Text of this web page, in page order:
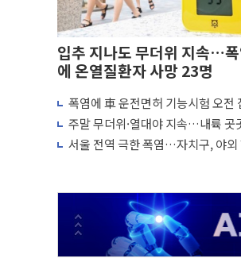
입추 지나도 무더위 지속…
에 온열질환자 사망 23명
폭염에 車 운전면허 기능시험 오전
편성…체감온도 38도 넘으면 중단
주말 무더위·열대야 지속…내륙 곳
나기
서울 전역 극한 폭염…자치구, 야외
[속보] 민주, 인천
[속보] 민주, 제주
이번주 국내 주요
강릉·동해·삼척 시
폐기물 수거하다 참
서울 중랑구 주택가